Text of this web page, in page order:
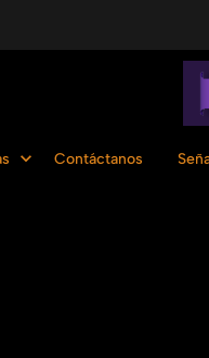
Contáctanos